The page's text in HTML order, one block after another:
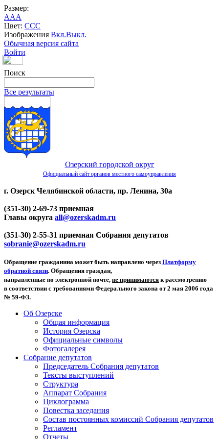
Размер:
AAA
Цвет: CCC
Изображения Вкл.Выкл.
Обычная версия сайта
Войти
Поиск
Все результаты
Озерский городской округ
Официальный сайт органов местного самоуправления
г. Озерск Челябинской области, пр. Ленина, 30а
(351-30) 2-69-73 приемная
Главы округа all@ozerskadm.ru
(351-30) 2-55-31 приемная Собрания депутатов
sobranie@ozerskadm.ru
Обращение гражданина может быть направлено через Платформу
обратной связи. Обращения граждан,
направленные по электронной почте, не принимаются к рассмотрению
в соответствии с требованиями Федерального закона от 2 мая 2006 года
№ 59-ФЗ.
Об Озерске
Общая информация
История Озерска
Официальные символы
Фотогалерея
Собрание депутатов
Председатель Собрания депутатов
Тексты выступлений
Структура
Аппарат Собрания
Циклограмма
Повестка заседания
Состав постоянных комиссий Собрания депутатов
Регламент
Отчеты